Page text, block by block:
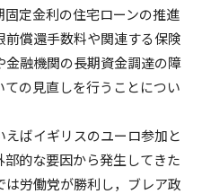
定金利の住宅ローンの推進
償還手数料や関連する保険
融機関の長期資金調達の障
の見直しを行うことについ
ばイギリスのユーロ参加と
的な要因から発生してきた
労働党が勝利し，ブレア政